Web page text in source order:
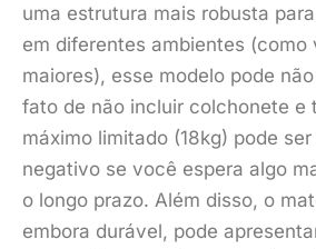
uma estrutura mais robusta
em diferentes ambientes (como
maiores), esse modelo pode
fato de não incluir colchonete e
máximo limitado (18kg) pode
negativo se você espera algo
o longo prazo. Além disso, o
embora durável, pode